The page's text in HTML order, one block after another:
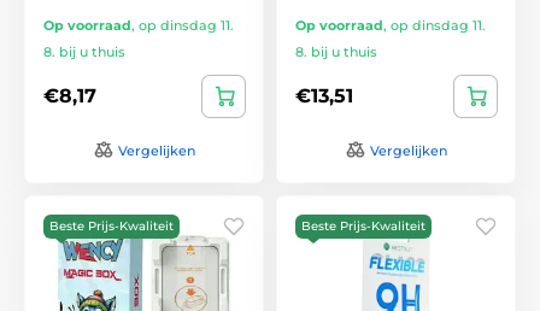
Op voorraad, op dinsdag 11.
8. bij u thuis
€8,17
Vergelijken
Op voorraad, op dinsdag 11.
8. bij u thuis
€13,51
Vergelijken
Beste Prijs-Kwaliteit Beste Prijs-Kwaliteit